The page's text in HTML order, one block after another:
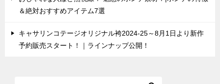
＆絶対おすすめアイテム7選
キャサリンコテージオリジナル袴2024-25～8月1日より新作
予約販売スタート！｜ラインナップ公開！